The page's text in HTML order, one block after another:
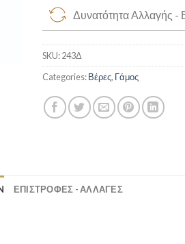
Δυνατότητα Αλλαγής -
SKU:243Δ
Categories:Βέρες, Γάμος
ΕΠΙΣΤΡΟΦΕΣ - ΑΛΛΑΓΕΣ